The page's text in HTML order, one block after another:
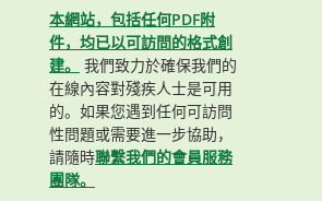
本網站，包括任何PDF附
件，均已以可訪問的格式創
建。
我們致力於確保我們的
在線內容對殘疾人士是可用
的。如果您遇到任何可訪問
性問題或需要進一步協助，
請隨時聯繫我們的會員服務
團隊。